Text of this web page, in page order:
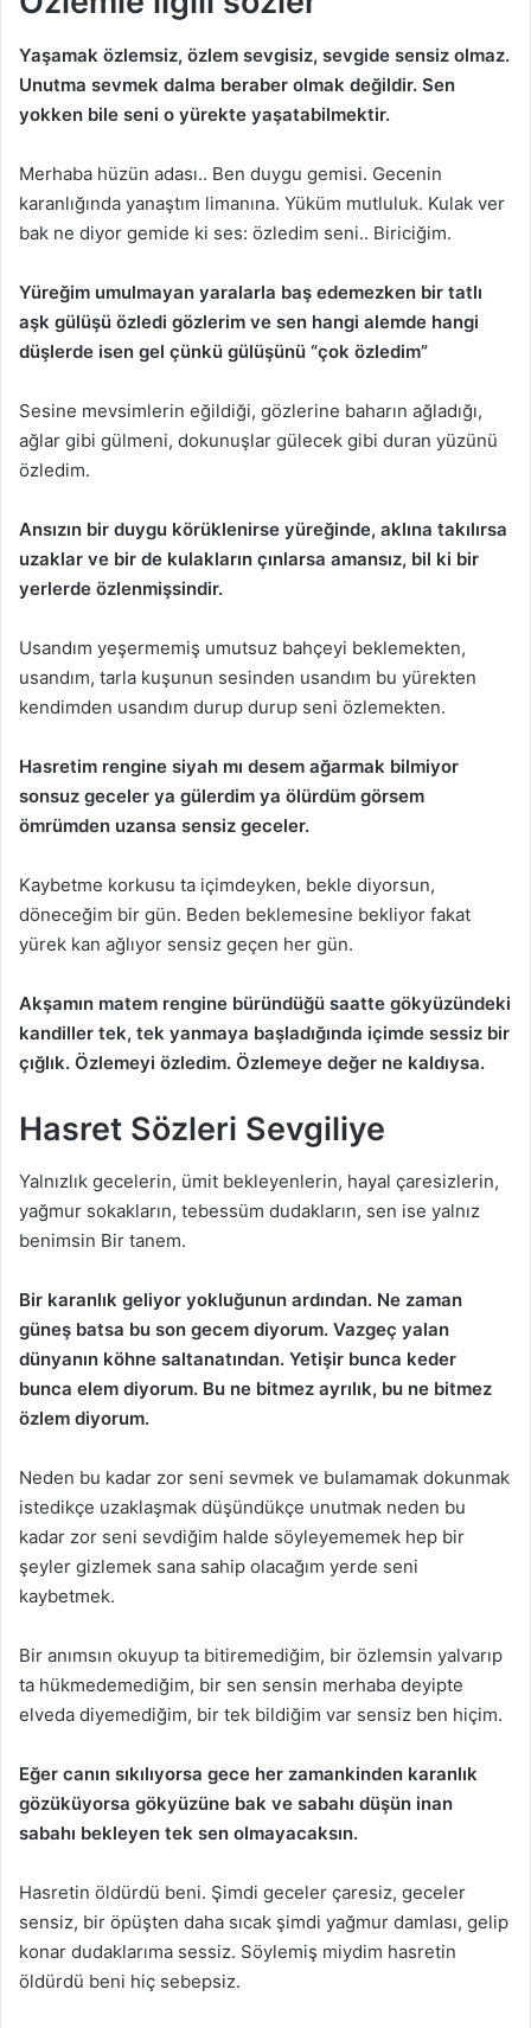
Yaşamak özlemsiz, özlem sevgisiz, sevgide sensiz olmaz.
Unutma sevmek dalma beraber olmak değildir. Sen
yokken bile seni o yürekte yaşatabilmektir.
Merhaba hüzün adası.. Ben duygu gemisi. Gecenin
karanlığında yanaştım limanına. Yüküm mutluluk. Kulak ver
bak ne diyor gemide ki ses: özledim seni.. Biriciğim.
Yüreğim umulmayan yaralarla baş edemezken bir tatlı
aşk gülüşü özledi gözlerim ve sen hangi alemde hangi
düşlerde isen gel çünkü gülüşünü “çok özledim”
Sesine mevsimlerin eğildiği, gözlerine baharın ağladığı,
ağlar gibi gülmeni, dokunuşlar gülecek gibi duran yüzünü
özledim.
Ansızın bir duygu körüklenirse yüreğinde, aklına takılırsa
uzaklar ve bir de kulakların çınlarsa amansız, bil ki bir
yerlerde özlenmişsindir.
Usandım yeşermemiş umutsuz bahçeyi beklemekten,
usandım, tarla kuşunun sesinden usandım bu yürekten
kendimden usandım durup durup seni özlemekten.
Hasretim rengine siyah mı desem ağarmak bilmiyor
sonsuz geceler ya gülerdim ya ölürdüm görsem
ömrümden uzansa sensiz geceler.
Kaybetme korkusu ta içimdeyken, bekle diyorsun,
döneceğim bir gün. Beden beklemesine bekliyor fakat
yürek kan ağlıyor sensiz geçen her gün.
Akşamın matem rengine büründüğü saatte gökyüzündeki
kandiller tek, tek yanmaya başladığında içimde sessiz bir
çığlık. Özlemeyi özledim. Özlemeye değer ne kaldıysa.
Hasret Sözleri Sevgiliye
Yalnızlık gecelerin, ümit bekleyenlerin, hayal çaresizlerin,
yağmur sokakların, tebessüm dudakların, sen ise yalnız
benimsin Bir tanem.
Bir karanlık geliyor yokluğunun ardından. Ne zaman
güneş batsa bu son gecem diyorum. Vazgeç yalan
dünyanın köhne saltanatından. Yetişir bunca keder
bunca elem diyorum. Bu ne bitmez ayrılık, bu ne bitmez
özlem diyorum.
Neden bu kadar zor seni sevmek ve bulamamak dokunmak
istedikçe uzaklaşmak düşündükçe unutmak neden bu
kadar zor seni sevdiğim halde söyleyememek hep bir
şeyler gizlemek sana sahip olacağım yerde seni
kaybetmek.
Bir anımsın okuyup ta bitiremediğim, bir özlemsin yalvarıp
ta hükmedemediğim, bir sen sensin merhaba deyipte
elveda diyemediğim, bir tek bildiğim var sensiz ben hiçim.
Eğer canın sıkılıyorsa gece her zamankinden karanlık
gözüküyorsa gökyüzüne bak ve sabahı düşün inan
sabahı bekleyen tek sen olmayacaksın.
Hasretin öldürdü beni. Şimdi geceler çaresiz, geceler
sensiz, bir öpüşten daha sıcak şimdi yağmur damlası, gelip
konar dudaklarıma sessiz. Söylemiş miydim hasretin
öldürdü beni hiç sebepsiz.